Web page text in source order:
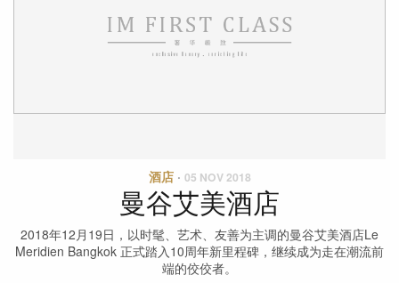
酒店· 05 NOV 2018
曼谷艾美酒店
2018年12月19日，以时髦、艺术、友善为主调的曼谷艾美酒店Le
Meridien Bangkok 正式踏入10周年新里程碑，继续成为走在潮流前
端的佼佼者。